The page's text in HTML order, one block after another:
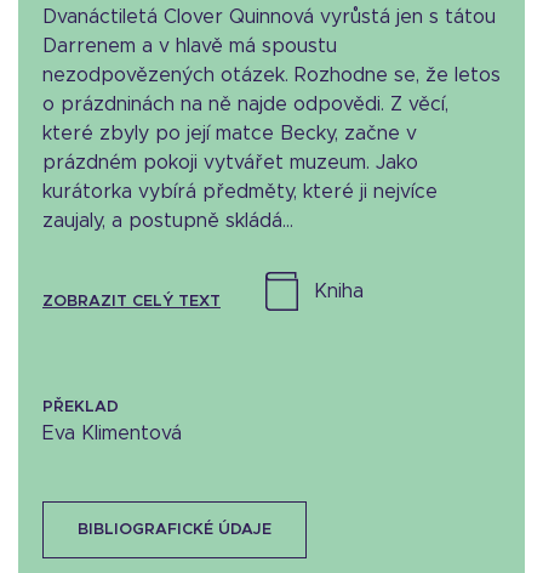
Dvanáctiletá Clover Quinnová vyrůstá jen s tátou
Darrenem a v hlavě má spoustu
nezodpovězených otázek. Rozhodne se, že letos
o prázdninách na ně najde odpovědi. Z věcí,
které zbyly po její matce Becky, začne v
prázdném pokoji vytvářet muzeum. Jako
kurátorka vybírá předměty, které ji nejvíce
zaujaly, a postupně skládá...
ZOBRAZIT CELÝ TEXT
kniha
PŘEKLAD
Eva Klimentová
BIBLIOGRAFICKÉ ÚDAJE